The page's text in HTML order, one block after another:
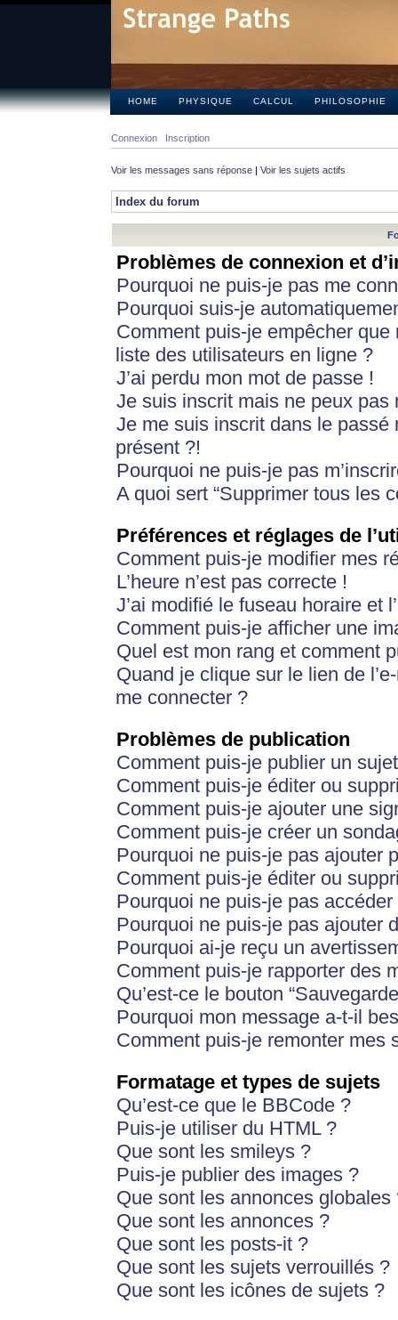
HOME PHYSIQUE CALCUL PHILOSOPHIE
Connexion Inscription
Voir les messages sans réponse | Voir les sujets actifs
Index du forum
Problèmes de connexion et
Pourquoi ne puis-je pas me
Pourquoi suis-je
Comment puis-je empêcher
liste des utilisateurs en ligne ?
J’ai perdu mon mot de passe !
Je suis inscrit mais ne peux pas
Je me suis inscrit dans le
présent ?!
Pourquoi ne puis-je pas
A quoi sert “Supprimer tous les
Préférences et réglages de
Comment puis-je modifier mes
L’heure n’est pas correcte !
J’ai modifié le fuseau horaire et
Comment puis-je afficher une
Quel est mon rang et comment
Quand je clique sur le lien de
me connecter ?
Problèmes de publication
Comment puis-je publier un
Comment puis-je éditer ou
Comment puis-je ajouter une
Comment puis-je créer un
Pourquoi ne puis-je pas ajouter
Comment puis-je éditer ou
Pourquoi ne puis-je pas
Pourquoi ne puis-je pas ajouter
Pourquoi ai-je reçu un
Comment puis-je rapporter des
Qu’est-ce le bouton
Pourquoi mon message a-t-il
Comment puis-je remonter mes
Formatage et types de sujets
Qu’est-ce que le BBCode ?
Puis-je utiliser du HTML ?
Que sont les smileys ?
Puis-je publier des images ?
Que sont les annonces globales
Que sont les annonces ?
Que sont les posts-it ?
Que sont les sujets verrouillés ?
Que sont les icônes de sujets ?